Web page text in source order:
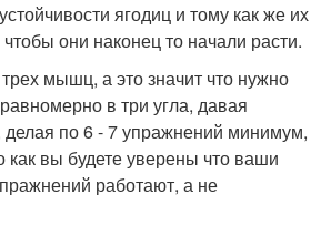
ягодиц и тому как же их
они наконец то начали расти.
мышц, а это значит что нужно
в три угла, давая
делая по 6 - 7 упражнений минимум,
как вы будете уверены что ваши
работают, а не